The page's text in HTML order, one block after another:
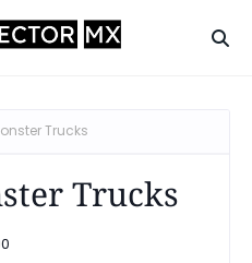
Trucks
Trucks